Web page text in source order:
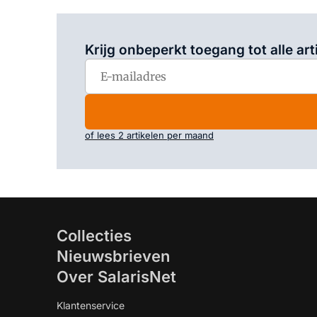
Krijg onbeperkt toegang tot alle
of lees 2 artikelen per maand
Collecties
Nieuwsbrieven
Over SalarisNet
Klantenservice